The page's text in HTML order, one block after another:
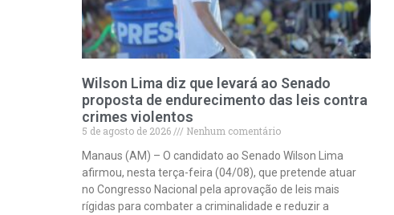
Wilson Lima diz que levará ao Senado
proposta de endurecimento das leis contra
crimes violentos
5 de agosto de 2026
Nenhum comentário
Manaus (AM) – O candidato ao Senado Wilson Lima
afirmou, nesta terça-feira (04/08), que pretende atuar
no Congresso Nacional pela aprovação de leis mais
rígidas para combater a criminalidade e reduzir a